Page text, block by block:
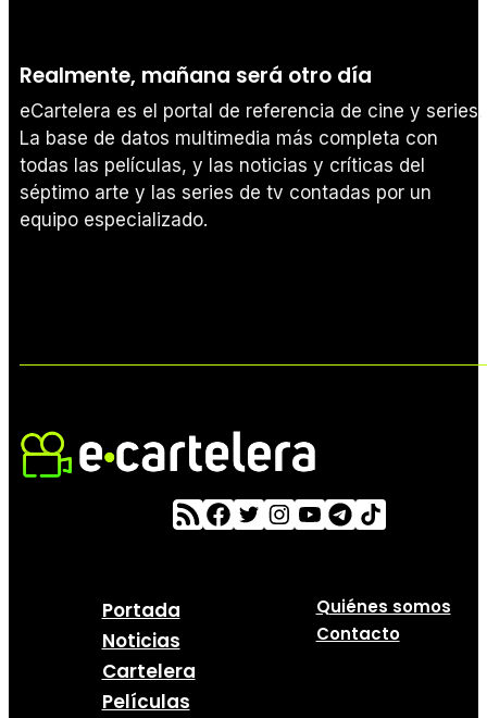
Realmente, mañana será otro día
eCartelera es el portal de referencia de cine y series.
La base de datos multimedia más completa con
todas las películas, y las noticias y críticas del
séptimo arte y las series de tv contadas por un
equipo especializado.
Portada
Noticias
Cartelera
Películas
Quiénes somos
Contacto